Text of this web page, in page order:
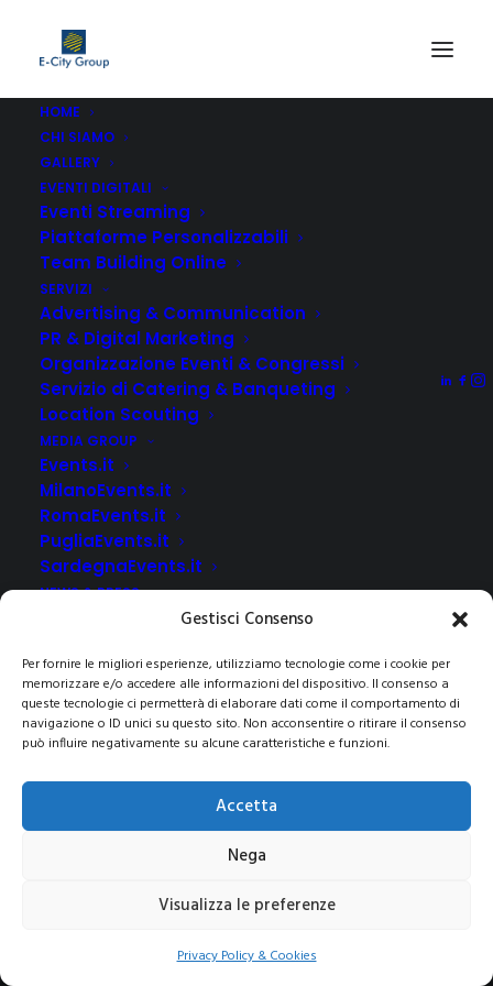
Gestisci Consenso
Per fornire le migliori esperienze, utilizziamo tecnologie come i cookie per
memorizzare e/o accedere alle informazioni del dispositivo. Il consenso a
queste tecnologie ci permetterà di elaborare dati come il comportamento di
navigazione o ID unici su questo sito. Non acconsentire o ritirare il consenso
può influire negativamente su alcune caratteristiche e funzioni.
Accetta
Nega
Visualizza le preferenze
Privacy Policy & Cookies
HOME
CHI SIAMO
GALLERY
EVENTI DIGITALI
Eventi Streaming
Piattaforme Personalizzabili
Team Building Online
SERVIZI
Advertising & Communication
PR & Digital Marketing
Organizzazione Eventi & Congressi
Servizio di Catering & Banqueting
Location Scouting
MEDIA GROUP
Events.it
MilanoEvents.it
RomaEvents.it
PugliaEvents.it
SardegnaEvents.it
NEWS & PRESS
Non è stato trovato nulla.
SEDE LEGALE:Via Privata Galeno 6, 20126 – Milano(MI)REA MI 2112156 – C.F.
Privacy e Cookie Policy